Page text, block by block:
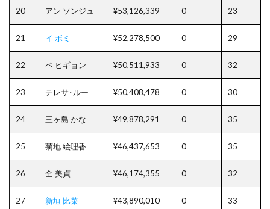
20 アン ソンジュ ¥53,126,339 0 23
21 イ ボミ ¥52,278,500 0 29
22 ペ ヒギョン ¥50,511,933 0 32
23 テレサ･ルー ¥50,408,478 0 30
24 三ヶ島 かな ¥49,878,291 0 35
25 菊地 絵理香 ¥46,437,653 0 35
26 全 美貞 ¥46,174,355 0 32
27 新垣 比菜 ¥43,890,010 0 33